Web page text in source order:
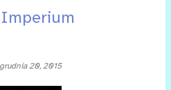
Imperium
grudnia 20, 2015